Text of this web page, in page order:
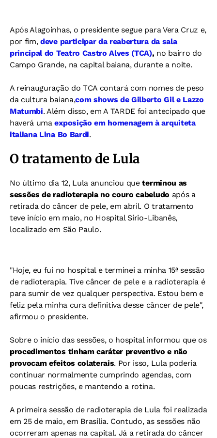
Após Alagoinhas, o presidente segue para Vera Cruz e,
por fim,deve participar da reabertura da sala
principal do Teatro Castro Alves (TCA), no bairro do
Campo Grande, na capital baiana, durante a noite.
A reinauguração do TCA contará com nomes de peso
da cultura baiana,com shows de Gilberto Gil e Lazzo
Matumbi. Além disso, em A TARDE foi antecipado que
haverá umaexposição em homenagem à arquiteta
italiana Lina Bo Bardi.
O tratamento de Lula
No último dia 12, Lula anunciou queterminou as
sessões de radioterapia no couro cabeludo após a
retirada do câncer de pele, em abril. O tratamento
teve início em maio, no Hospital Sírio-Libanês,
localizado em São Paulo.
"Hoje, eu fui no hospital e terminei a minha 15ª sessão
de radioterapia. Tive câncer de pele e a radioterapia é
para sumir de vez qualquer perspectiva. Estou bem e
feliz pela minha cura definitiva desse câncer de pele",
afirmou o presidente.
Sobre o início das sessões, o hospital informou que os
procedimentos tinham caráter preventivo e não
provocam efeitos colaterais. Por isso, Lula poderia
continuar normalmente cumprindo agendas, com
poucas restrições, e mantendo a rotina.
A primeira sessão de radioterapia de Lula foi realizada
em 25 de maio, em Brasília. Contudo, as sessões não
ocorreram apenas na capital. Já a retirada do câncer